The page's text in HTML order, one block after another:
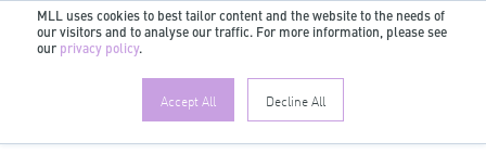
MLL uses cookies to best tailor content and the website to the needs of
our visitors and to analyse our traffic. For more information, please see
our privacy policy.
Accept All Decline All
DE